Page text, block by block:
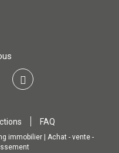
FAQ
immobilier | Achat - vente -